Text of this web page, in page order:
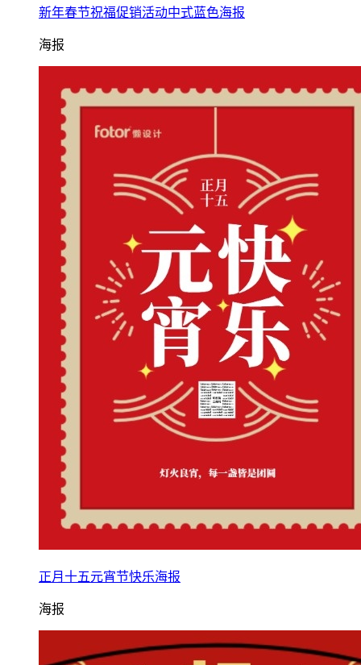
新年春节祝福促销活动中式蓝色海报
海报
正月十五元宵节快乐海报
海报